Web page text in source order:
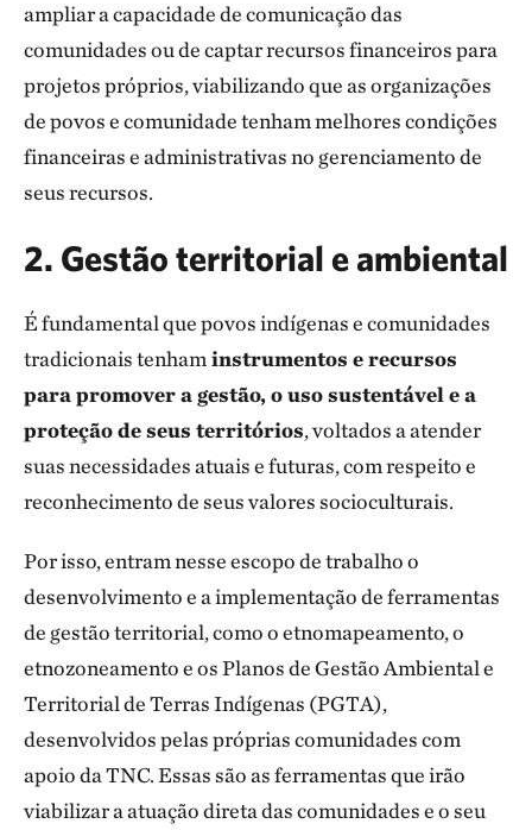
ampliar a capacidade de comunicação das
comunidades ou de captar recursos financeiros para
projetos próprios, viabilizando que as organizações
de povos e comunidade tenham melhores condições
financeiras e administrativas no gerenciamento de
seus recursos.
2. Gestão territorial e ambiental
É fundamental que povos indígenas e comunidades
tradicionais tenham instrumentos e recursos
para promover a gestão, o uso sustentável e a
proteção de seus territórios, voltados a atender
suas necessidades atuais e futuras, com respeito e
reconhecimento de seus valores socioculturais.
Por isso, entram nesse escopo de trabalho o
desenvolvimento e a implementação de ferramentas
de gestão territorial, como o etnomapeamento, o
etnozoneamento e os Planos de Gestão Ambiental e
Territorial de Terras Indígenas (PGTA),
desenvolvidos pelas próprias comunidades com
apoio da TNC. Essas são as ferramentas que irão
viabilizar a atuação direta das comunidades e o seu